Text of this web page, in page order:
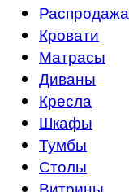
Распродажа
Кровати
Матрасы
Диваны
Кресла
Шкафы
Тумбы
Столы
Витрины